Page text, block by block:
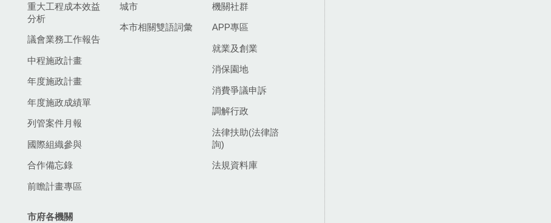
重大工程成本效益
分析
議會業務工作報告
中程施政計畫
年度施政計畫
年度施政成績單
列管案件月報
國際組織參與
合作備忘錄
前瞻計畫專區
城市
本市相關雙語詞彙
機關社群
APP專區
就業及創業
消保園地
消費爭議申訴
調解行政
法律扶助(法律諮
詢)
法規資料庫
市府各機關